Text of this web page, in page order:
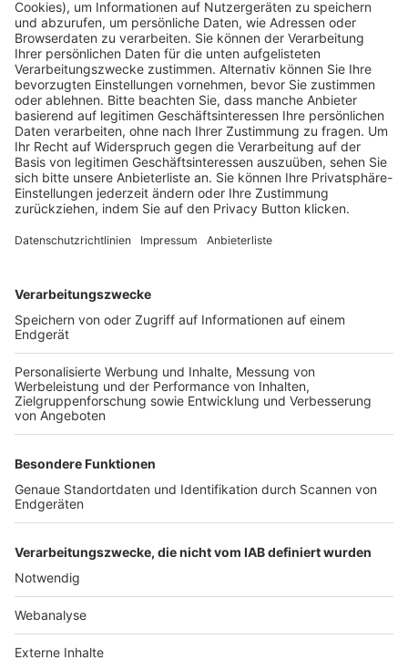
Pässe und Vereinswechsel
Trainerausbildung
Schulungsangebot Vereinsmitarbeiter
BFV-Geschäftsstellen
Trainerbörse
Login SpielPlus
FOLGE DEM BFV
TOP-VEREINE
TOP-PARTNER
Nutzungsbedingungen Datenschutz Impressum